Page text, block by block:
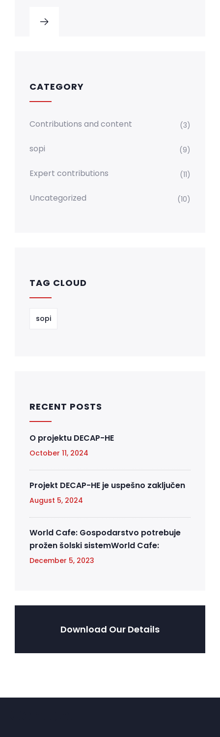
CATEGORY
Contributions and content (3)
sopi (9)
Expert contributions (11)
Uncategorized (10)
TAG CLOUD
sopi
RECENT POSTS
O projektu DECAP-HE
October 11, 2024
Projekt DECAP-HE je uspešno zaključen
August 5, 2024
World Cafe: Gospodarstvo potrebuje
prožen šolski sistemWorld Cafe:
December 5, 2023
Download Our Details